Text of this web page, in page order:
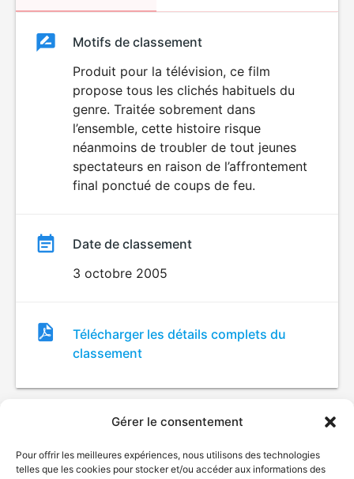
Gérer le consentement
Pour offrir les meilleures expériences, nous utilisons des technologies
telles que les cookies pour stocker et/ou accéder aux informations des
ClassementClassement
DÉCONSEILLÉ
AUX JEUNES
ENFANTS
Motifs de classement
Produit pour la télévision, ce film
propose tous les clichés habituels du
genre. Traitée sobrement dans
l’ensemble, cette histoire risque
néanmoins de troubler de tout jeunes
spectateurs en raison de l’affrontement
final ponctué de coups de feu.
Date de classement
3 octobre 2005
Fichier
de
classement
Télécharger les détails complets du
classement